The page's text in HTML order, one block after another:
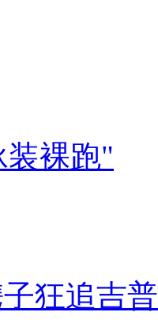
装裸跑"
狂追吉